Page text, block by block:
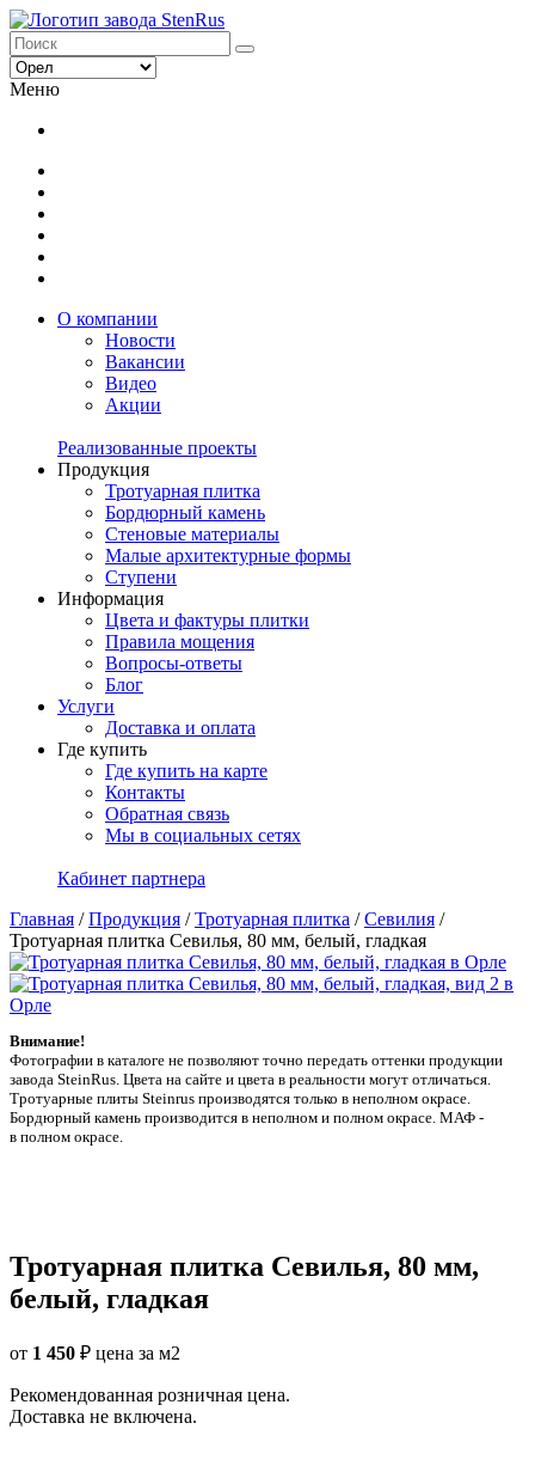
Меню
О компании
Новости
Вакансии
Видео
Акции
Реализованные проекты
Продукция
Тротуарная плитка
Бордюрный камень
Стеновые материалы
Малые архитектурные формы
Ступени
Информация
Цвета и фактуры плитки
Правила мощения
Вопросы-ответы
Блог
Услуги
Доставка и оплата
Где купить
Где купить на карте
Контакты
Обратная связь
Мы в социальных сетях
Кабинет партнера
Главная /Продукция /Тротуарная плитка /Севилия /
Тротуарная плитка Севилья, 80 мм, белый, гладкая
Внимание!
Фотографии в каталоге не позволяют точно передать оттенки продукции
заводa SteinRus. Цвета на сайте и цвета в реальности могут отличаться.
Тротуарные плиты Steinrus производятся только в неполном окрасе.
Бордюрный камень производится в неполном и полном окрасе. МАФ -
в полном окрасе.
Тротуарная плитка Севилья, 80 мм,
белый, гладкая
от 1 450 ₽ цена за м2
Рекомендованная розничная цена.
Доставка не включена.